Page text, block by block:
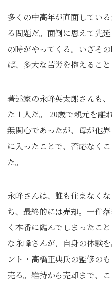
多くの中高年が直面してい
る問題だ。面倒に思えて先
の時がやってくる。いざそ
ば、多大な苦労を抱えるこ
著述家の永峰英太郎さんも
た１人だ。 20歳で親元を離
無関心であったが、母が他
に入ったことで、否応なく
た。
永峰さんは、誰も住まなく
ち、最終的には売却。一件
く本番に臨んでしまったこ
な永峰さんが、自身の体験
ント・高橋正典氏の監修の
売る。維持から売却まで、